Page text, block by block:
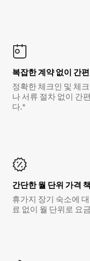
복잡한 계약 없이 간
정확한 체크인 및 체
나 서류 절차 없이 간
다.*
간단한 월 단위 가격
휴가지 장기 숙소에
료 없이 월 단위로 요